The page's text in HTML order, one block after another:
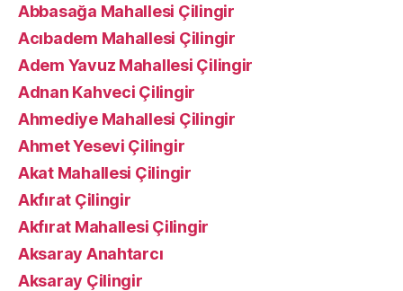
Abbasağa Mahallesi Çilingir
Acıbadem Mahallesi Çilingir
Adem Yavuz Mahallesi Çilingir
Adnan Kahveci Çilingir
Ahmediye Mahallesi Çilingir
Ahmet Yesevi Çilingir
Akat Mahallesi Çilingir
Akfırat Çilingir
Akfırat Mahallesi Çilingir
Aksaray Anahtarcı
Aksaray Çilingir